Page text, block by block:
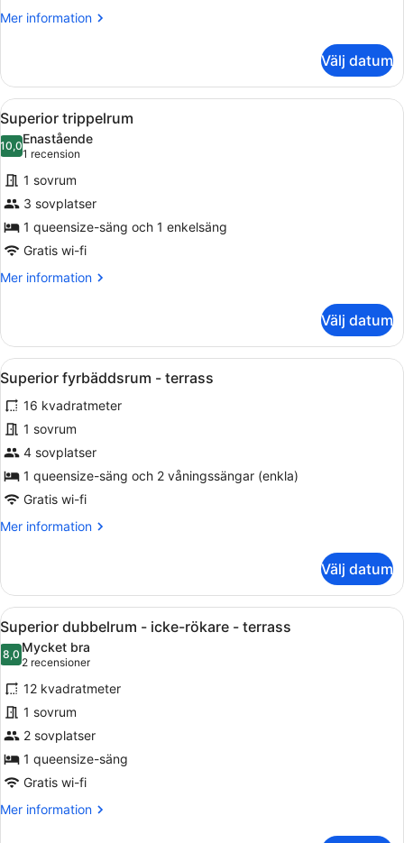
Mer information
Mer
-
balkong
Välj datum
Öppna
alla
foton
för
Superior
trippelrum
Ett hotellrum med en säng, ett
8
Superior trippelrum
10,010,0 av 10
Enastående
1 recension
(1 recension)
1 sovrum
3 sovplatser
1 queensize-säng och 1 enkelsäng
Gratis wi-fi
Mer information
Mer
trippelrum
Välj datum
Öppna
alla
foton
för
Superior
fyrbäddsrum
-
Ett hotellrum med en säng, ett
11
Superior fyrbäddsrum - terrass
16 kvadratmeter
1 sovrum
4 sovplatser
1 queensize-säng och 2 våningssängar (enkla)
Gratis wi-fi
Mer information
Mer
fyrbäddsrum
terrass
Välj datum
Öppna
alla
foton
för
Superior
dubbelrum
-
icke-
rökare
-
Ett modernt hotellrum med en
7
Superior dubbelrum - icke-rökare - terrass
8,08,0 av 10
Mycket bra
2 recensioner
(2 recensioner)
12 kvadratmeter
1 sovrum
2 sovplatser
1 queensize-säng
Gratis wi-fi
Mer information
Mer